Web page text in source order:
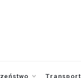
Transport